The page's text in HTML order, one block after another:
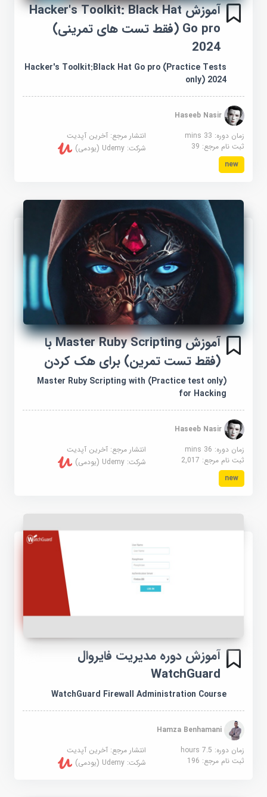
آموزش Hacker's Toolkit: Black Hat
Go pro (فقط تست های تمرینی)
2024
Hacker's Toolkit:Black Hat Go pro (Practice Tests
only) 2024
Haseeb Nasir
زمان دوره: 33 mins
انتشار مرجع:آخرین آپدیت
ثبت نام مرجع:39 شرکت:Udemy (یودمی)
new
آموزش Master Ruby Scripting با
(فقط تست تمرین) برای هک کردن
Master Ruby Scripting with (Practice test only)
for Hacking
Haseeb Nasir
زمان دوره: 36 mins
انتشار مرجع:آخرین آپدیت
ثبت نام مرجع:2,017 شرکت:Udemy (یودمی)
new
آموزش دوره مدیریت فایروال
WatchGuard
WatchGuard Firewall Administration Course
Hamza Benhamani
زمان دوره: 7.5 hours
انتشار مرجع:آخرین آپدیت
ثبت نام مرجع:196 شرکت:Udemy (یودمی)